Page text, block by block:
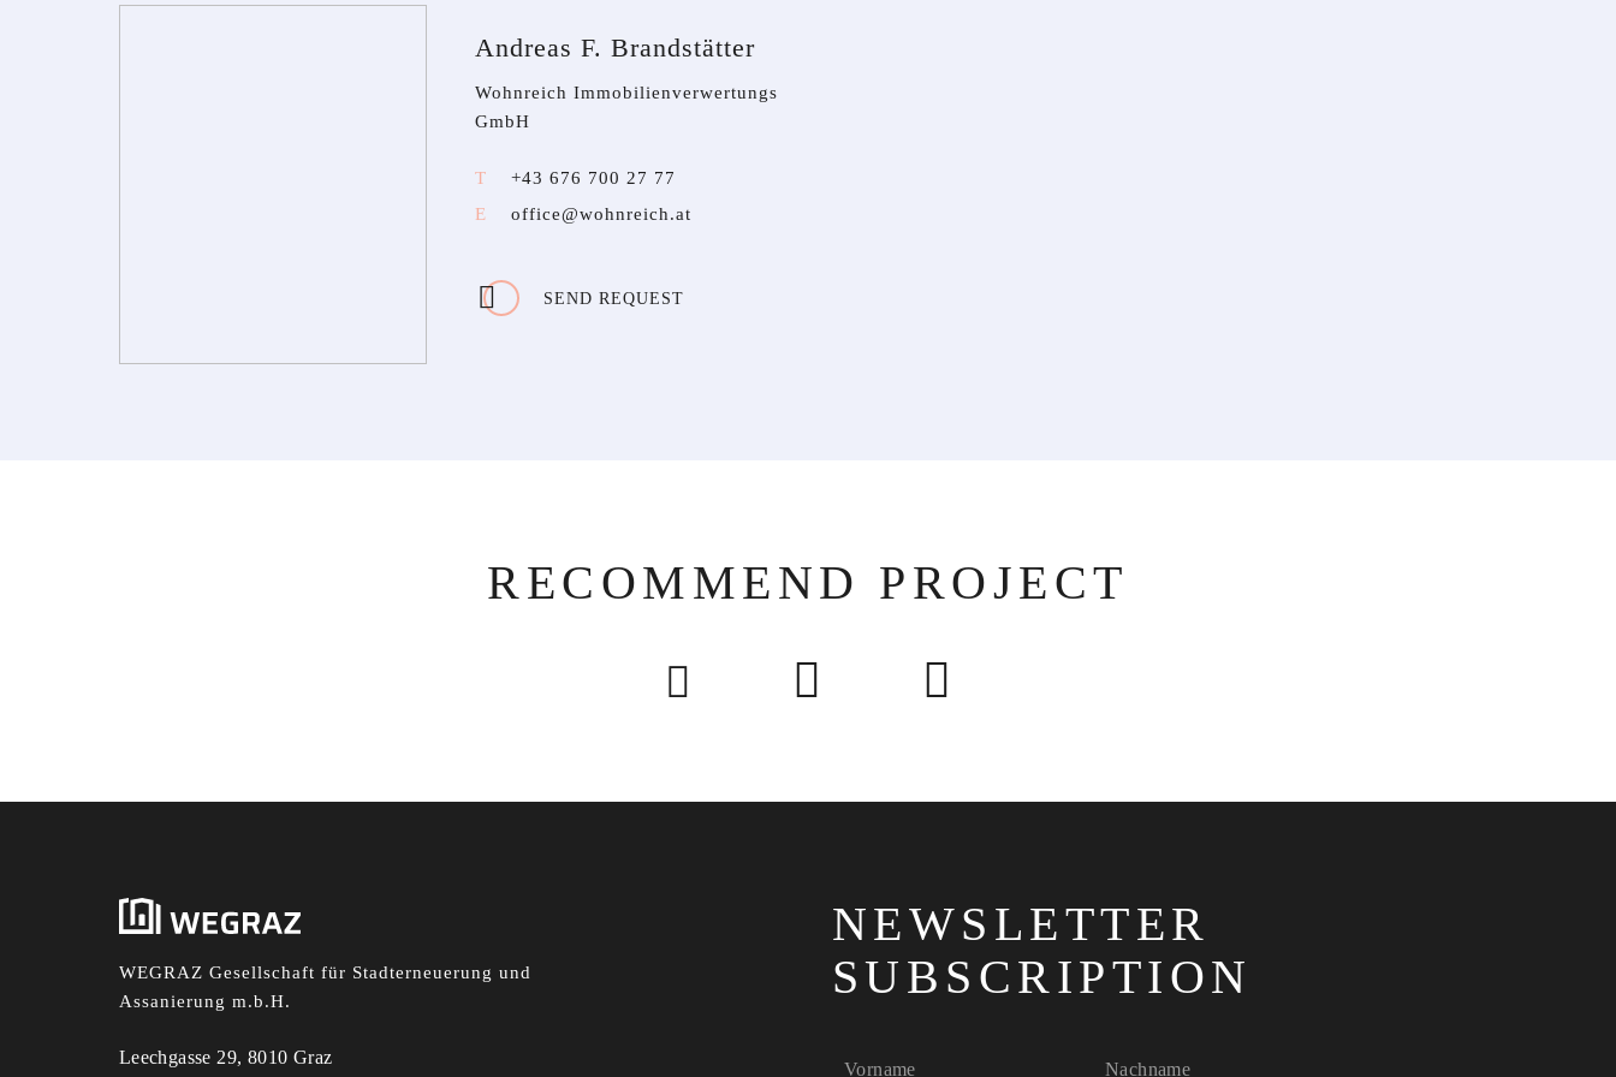
Andreas F. Brandstätter
Wohnreich Immobilienverwertungs
GmbH
+43 676 700 27 77
office@wohnreich.at
SEND REQUEST
RECOMMEND PROJECT
WEGRAZ Gesellschaft für Stadterneuerung und
Assanierung m.b.H.
Leechgasse 29, 8010 Graz
NEWSLETTER
SUBSCRIPTION
Vorname Nachname